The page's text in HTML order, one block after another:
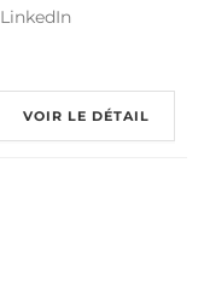
LinkedIn
VOIR LE DÉTAIL